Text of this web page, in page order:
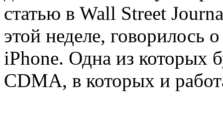
статью в Wall Street
этой неделе, говорилось
iPhone. Одна из которых
CDMA, в которых и